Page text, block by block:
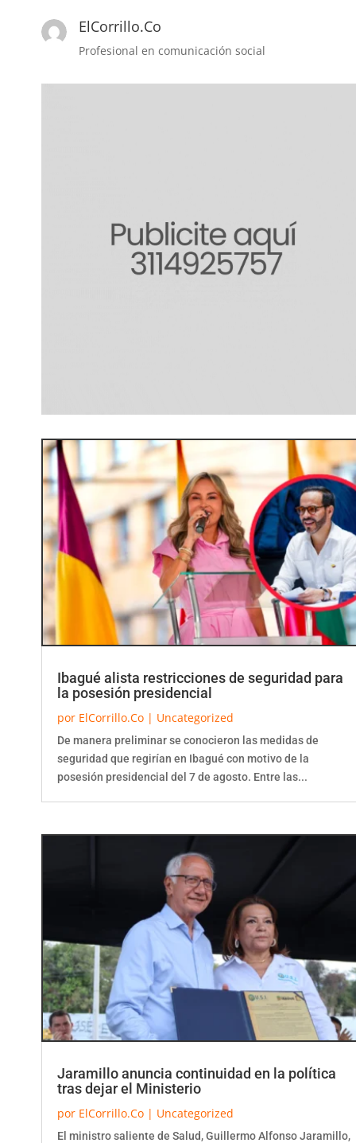
ElCorrillo.Co
Ibagué alista restricciones de seguridad para
la posesión presidencial
seguridad que regirían en Ibagué con motivo de la
posesión presidencial del 7 de agosto. Entre las...
Jaramillo anuncia continuidad en la política
tras dejar el Ministerio